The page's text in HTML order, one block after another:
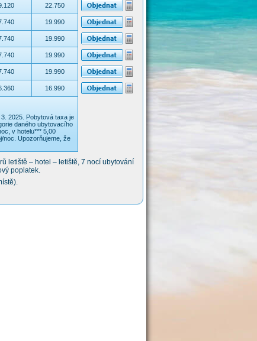
22.750
19.990
19.990
19.990
19.990
16.990
2025. Pobytová taxa je
daného ubytovacího
v hotelu*** 5,00
noc. Upozorňujeme, že
letiště – hotel – letiště, 7 nocí ubytování
poplatek.